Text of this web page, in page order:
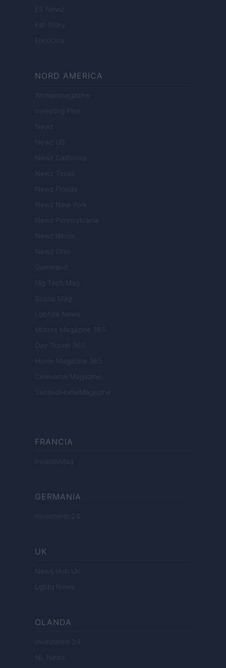
ES Newz
Pet Story
Encocina
NORD AMERICA
Womanmagazine
Investing Plus
Newz
Newz US
Newz California
Newz Texas
Newz Florida
Newz New York
Newz Pennsylvania
Newz Illinois
Newz Ohio
Gameland
Hig Tech Mag
Scoop Mag
Lgbtqia News
Motors Magazine 365
Day Travel 365
Home Magazine 365
Cineverse Magazine
SecondHomeMagazine
FRANCIA
InvestirMag
GERMANIA
Investieren24
UK
News Hub UK
Lgbtq News
OLANDA
Investeren 24
NL Newz